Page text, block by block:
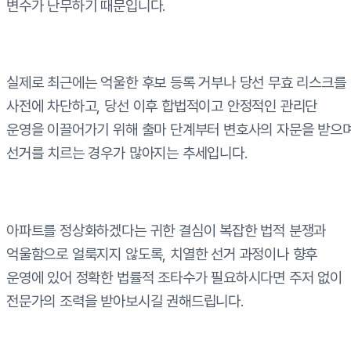
변수가 난무하기 때문입니다.
실제로 최근에는 억울한 후보 등록 거부나 당선 무효 리스크를
사전에 차단하고, 당선 이후 합법적이고 안정적인 관리단
운영을 이끌어가기 위해 출마 단계부터 변호사의 자문을 받으
선거를 치르는 경우가 많아지는 추세입니다.
아파트를 정상화하겠다는 귀한 결심이 복잡한 법적 분쟁과
억울함으로 얼룩지지 않도록, 치열한 선거 과정이나 향후
운영에 있어 정확한 법률적 조타수가 필요하시다면 주저 없이
전문가의 조력을 받아보시길 권해드립니다.